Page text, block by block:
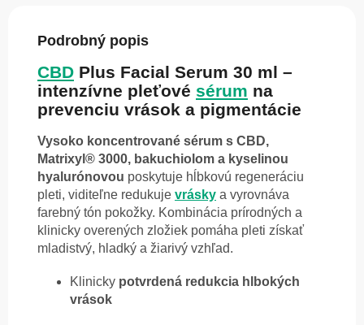
Podrobný popis
CBD Plus Facial Serum 30 ml –
intenzívne pleťové sérum na
prevenciu vrások a pigmentácie
Vysoko koncentrované sérum s CBD,
Matrixyl® 3000, bakuchiolom a kyselinou
hyalurónovou poskytuje hĺbkovú regeneráciu
pleti, viditeľne redukuje vrásky a vyrovnáva
farebný tón pokožky. Kombinácia prírodných a
klinicky overených zložiek pomáha pleti získať
mladistvý, hladký a žiarivý vzhľad.
Klinicky potvrdená redukcia hlbokých
vrások